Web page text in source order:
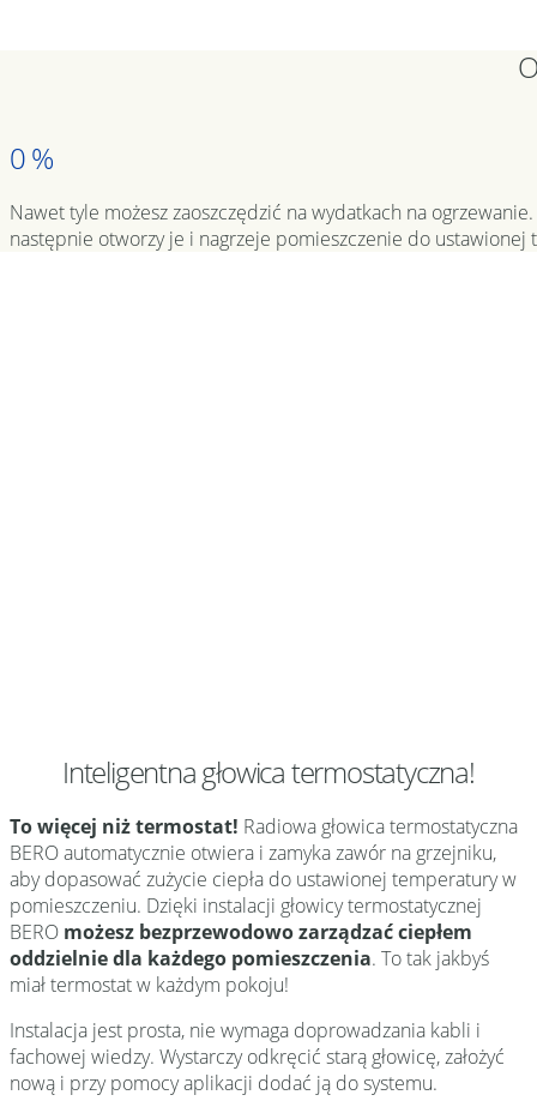
0%
Nawet tyle możesz zaoszczędzić na wydatkach na
następnie otworzy je i nagrzeje pomieszczenie do
Inteligentna głowica termostatyczna!
To więcej niż termostat! Radiowa głowica termostatyczna
BERO automatycznie otwiera i zamyka zawór na grzejniku,
aby dopasować zużycie ciepła do ustawionej temperatury w
pomieszczeniu. Dzięki instalacji głowicy termostatycznej
BERO możesz bezprzewodowo zarządzać ciepłem
oddzielnie dla każdego pomieszczenia. To tak jakbyś
miał termostat w każdym pokoju!
Instalacja jest prosta, nie wymaga doprowadzania kabli i
fachowej wiedzy. Wystarczy odkręcić starą głowicę, założyć
nową i przy pomocy aplikacji dodać ją do systemu.